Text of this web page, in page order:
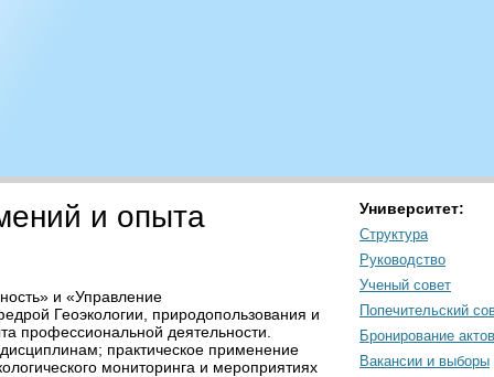
и опыта
и «Управление
Геоэкологии, природопользования и
профессиональной деятельности.
практическое применение
мониторинга и мероприятиях
Университет:
Структура
Руководство
Ученый совет
Попечительский
Бронирование
Вакансии и выборы